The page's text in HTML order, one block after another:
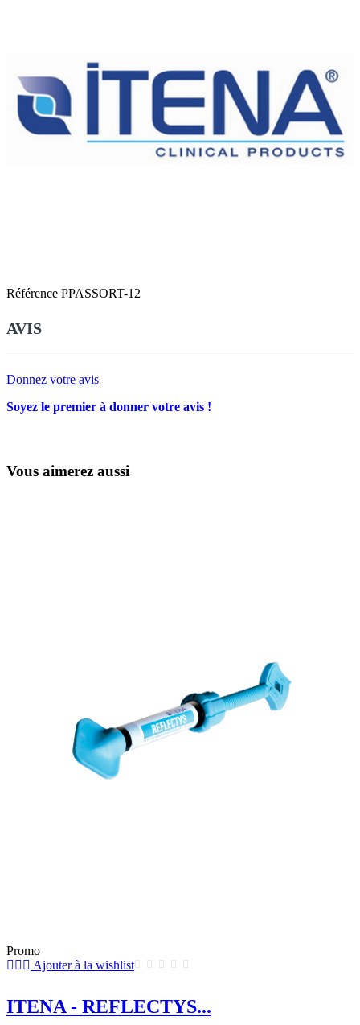
Référence PPASSORT-12
AVIS
Donnez votre avis
Soyez le premier à donner votre avis !
Vous aimerez aussi
Promo
Ajouter à la wishlist
ITENA - REFLECTYS...